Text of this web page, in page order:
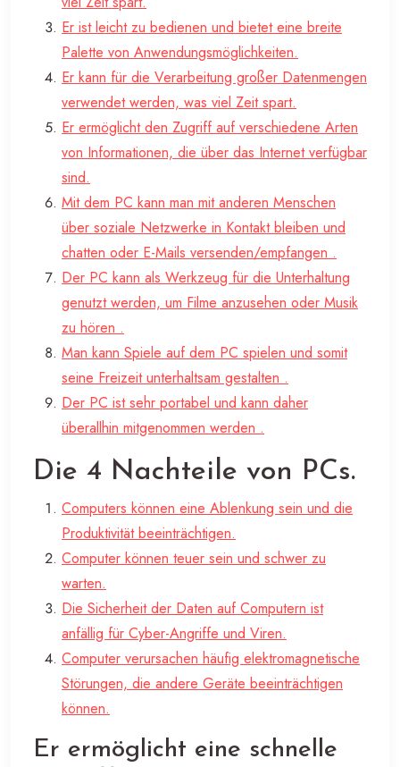
Er ist leicht zu bedienen und bietet eine breite
Palette von Anwendungsmöglichkeiten.
Er kann für die Verarbeitung großer Datenmengen
verwendet werden, was viel Zeit spart.
Er ermöglicht den Zugriff auf verschiedene Arten
von Informationen, die über das Internet verfügbar
sind.
Mit dem PC kann man mit anderen Menschen
über soziale Netzwerke in Kontakt bleiben und
chatten oder E-Mails versenden/empfangen .
Der PC kann als Werkzeug für die Unterhaltung
genutzt werden, um Filme anzusehen oder Musik
zu hören .
Man kann Spiele auf dem PC spielen und somit
seine Freizeit unterhaltsam gestalten .
Der PC ist sehr portabel und kann daher
überallhin mitgenommen werden .
Die 4 Nachteile von PCs.
Computers können eine Ablenkung sein und die
Produktivität beeinträchtigen.
Computer können teuer sein und schwer zu
warten.
Die Sicherheit der Daten auf Computern ist
anfällig für Cyber-Angriffe und Viren.
Computer verursachen häufig elektromagnetische
Störungen, die andere Geräte beeinträchtigen
können.
Er ermöglicht eine schnelle